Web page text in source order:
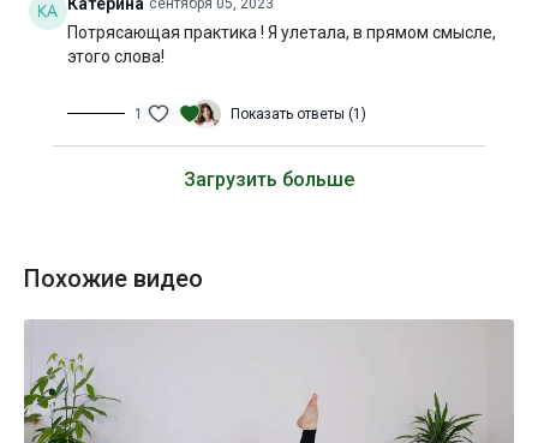
Потрясающая практика ! Я улетала, в прямом смысле,
этого слова!
1 Показать ответы (1)
Загрузить больше
Похожие видео